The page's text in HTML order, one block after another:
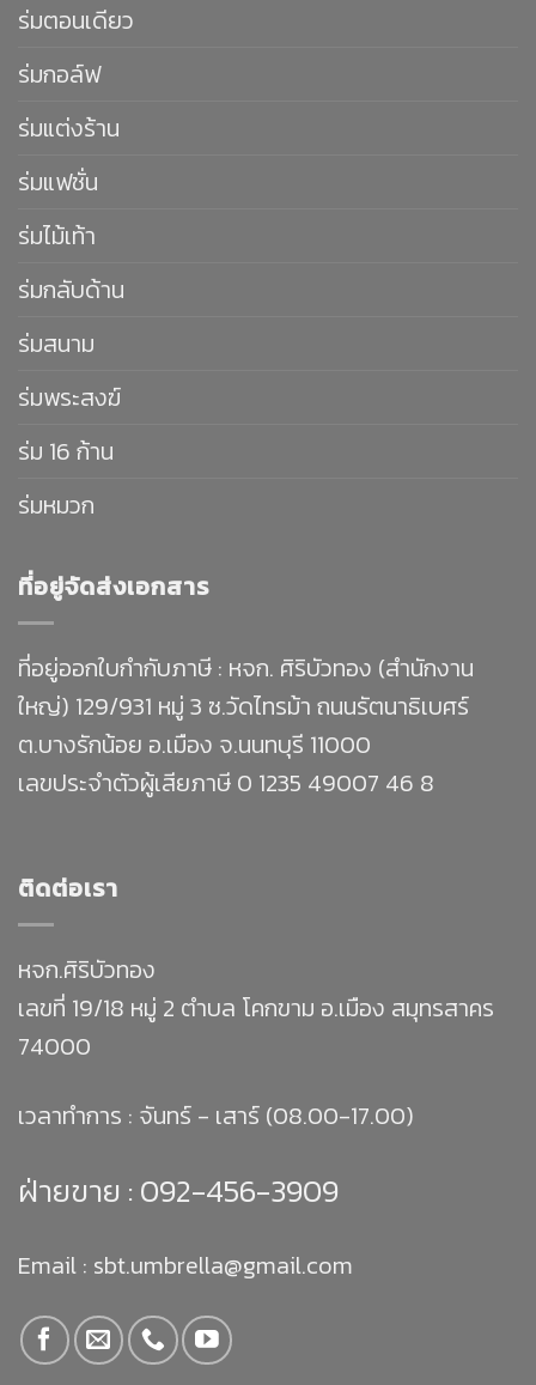
ร่มตอนเดียว
ร่มกอล์ฟ
ร่มแต่งร้าน
ร่มแฟชั่น
ร่มไม้เท้า
ร่มกลับด้าน
ร่มสนาม
ร่มพระสงฆ์
ร่ม 16 ก้าน
ร่มหมวก
ที่อยู่จัดส่งเอกสาร
ที่อยู่ออกใบกำกับภาษี : หจก. ศิริบัวทอง (สำนักงาน
ใหญ่) 129/931 หมู่ 3 ซ.วัดไทรม้า ถนนรัตนาธิเบศร์
ต.บางรักน้อย อ.เมือง จ.นนทบุรี 11000
เลขประจำตัวผู้เสียภาษี 0 1235 49007 46 8
ติดต่อเรา
หจก.ศิริบัวทอง
เลขที่ 19/18 หมู่ 2 ตำบล โคกขาม อ.เมือง สมุทรสาคร
74000
เวลาทำการ : จันทร์ - เสาร์ (08.00-17.00)
ฝ่ายขาย : 092-456-3909
Email : sbt.umbrella@gmail.com